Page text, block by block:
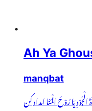
Ah Ya
manqbat
الْجُوْدِ یَا رُوْحَ الْمَنَا امداد کن